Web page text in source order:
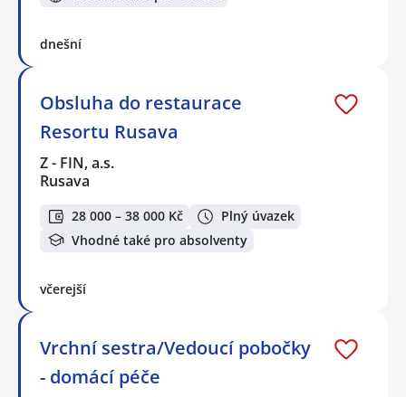
dnešní
Obsluha do restaurace
Resortu Rusava
Z - FIN, a.s.
Rusava
28 000 – 38 000 Kč
Plný úvazek
Vhodné také pro absolventy
včerejší
Vrchní sestra/Vedoucí pobočky
- domácí péče